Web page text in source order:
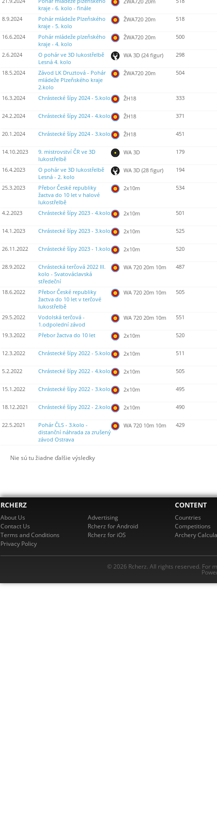
kraje - 6. kolo - finále
ŽWA720 20m
8.9.2024
Pohár mládeže Plzeňského
kraje - 5. kolo
ŽWA720 20m 518
16.6.2024
Pohár mládeže plzeňského
kraje - 4. kolo
ŽWA720 20m 500
2.6.2024
O pohár ve 3D lukostřelbě
Lesná 4. kolo
WA 3D (24 figur) 298
18.5.2024
Závod LK Druztová - Pohár
mládeže Plzeňského kraje
2.kolo
ŽWA720 20m 504
16.3.2024 Chrástecké šípy 2024 - 5.kolo ŽH18 333
24.2.2024 Chrástecké šípy 2024 - 4.kolo ŽH18 371
20.1.2024 Chrástecké šípy 2024 - 3.kolo ŽH18 451
14.10.2023
9. mistrovství ČR ve 3D
lukostřelbě
WA 3D 179
16.4.2023
O pohár ve 3D lukostřelbě
Lesná - 2. kolo
WA 3D (28 figur) 194
25.3.2023
Přebor České republiky
žactva do 10 let v halové
lukostřelbě
2x10m 534
4.2.2023 Chrástecké šípy 2023 - 4.kolo 2x10m 501
14.1.2023 Chrástecké šípy 2023 - 3.kolo 2x10m 525
26.11.2022 Chrástecké šípy 2023 - 1.kolo 2x10m 520
28.9.2022
Chrástecká terčová 2022 III.
kolo - Svatováclavská
středeční
WA 720 20m 10m 487
18.6.2022
Přebor České republiky
žactva do 10 let v terčové
lukostřelbě
WA 720 20m 10m 505
29.5.2022
Vodolská terčová -
1.odpolední závod
WA 720 20m 10m 551
19.3.2022 Přebor žactva do 10 let 2x10m 520
12.3.2022 Chrástecké šípy 2022 - 5.kolo 2x10m 511
5.2.2022 Chrástecké šípy 2022 - 4.kolo 2x10m 505
15.1.2022 Chrástecké šípy 2022 - 3.kolo 2x10m 495
18.12.2021 Chrástecké šípy 2022 - 2.kolo 2x10m 490
22.5.2021
Pohár ČLS - 3.kolo -
distanční náhrada za zrušený
závod Ostrava
WA 720 10m 10m 429
Nie sú tu žiadne ďalšie výsledky
RCHERZ
About Us
Contact Us
Terms and Conditions
Privacy Policy
Advertising
Rcherz for Android
Rcherz for iOS
CONTENT
Countries
Competitions
Archery
© 2026 Rcherz. All rights reserved. For